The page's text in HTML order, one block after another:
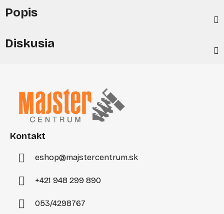
Popis
Diskusia
Kontakt
eshop@majstercentrum.sk
+421 948 299 890
053/4298767